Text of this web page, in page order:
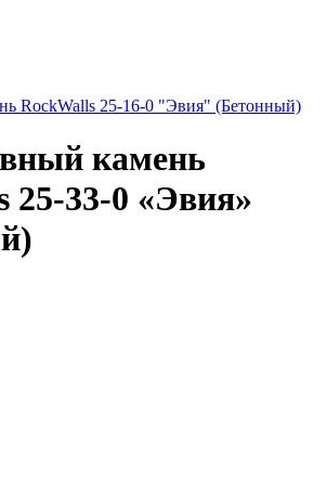
RockWalls 25-16-0 "Эвия" (Бетонный)
камень
25-33-0 «Эвия»